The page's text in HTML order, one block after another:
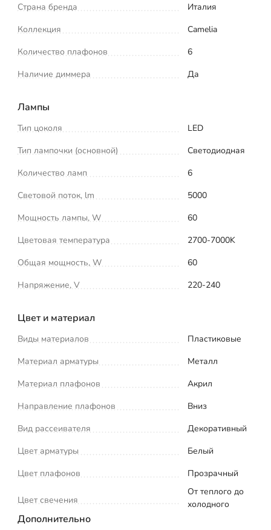
Страна бренда
Италия
Коллекция
Camelia
Количество плафонов
6
Наличие диммера
Да
Лампы
Тип цоколя
LED
Тип лампочки (основной)
Светодиодная
Количество ламп
6
Световой поток, lm
5000
Мощность лампы, W
60
Цветовая температура
2700-7000K
Общая мощность, W
60
Напряжение, V
220-240
Цвет и материал
Виды материалов
Пластиковые
Материал арматуры
Металл
Материал плафонов
Акрил
Направление плафонов
Вниз
Вид рассеивателя
Декоративный
Цвет арматуры
Белый
Цвет плафонов
Прозрачный
Цвет свечения
От теплого до
холодного
Дополнительно